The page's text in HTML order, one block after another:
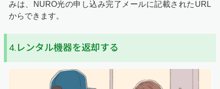
みは、NURO光の申し込み完了メールに記載されたURL
からできます。
4.レンタル機器を返却する